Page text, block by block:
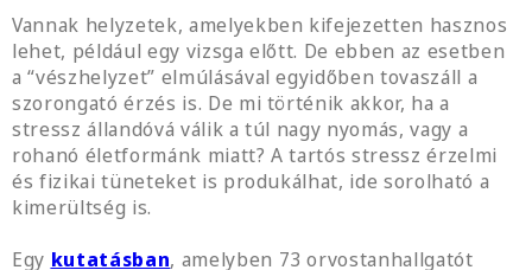
Vannak helyzetek, amelyekben kifejezetten hasznos
lehet, például egy vizsga előtt. De ebben az esetben
a “vészhelyzet” elmúlásával egyidőben tovaszáll a
szorongató érzés is. De mi történik akkor, ha a
stressz állandóvá válik a túl nagy nyomás, vagy a
rohanó életformánk miatt? A tartós stressz érzelmi
és fizikai tüneteket is produkálhat, ide sorolható a
kimerültség is.
Egy kutatásban, amelyben 73 orvostanhallgatót